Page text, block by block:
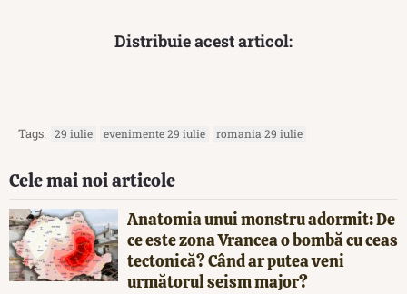
Distribuie acest articol:
Tags: 29 iulie evenimente 29 iulie romania 29 iulie
Cele mai noi articole
Anatomia unui monstru adormit: De
ce este zona Vrancea o bombă cu ceas
tectonică? Când ar putea veni
următorul seism major?